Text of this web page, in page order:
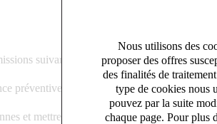
Nous utilisons des
proposer des offres
des finalités de
type de cookies nous
pouvez par la suite
chaque page. Pour plus
suivantes :
préventive et curative des équipements de
et mettre en œuvre les actions correctives